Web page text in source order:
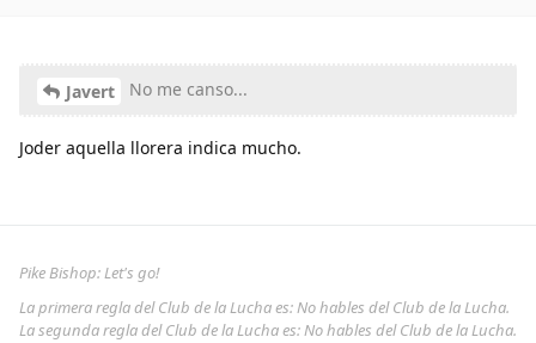
Javert No me canso...
Joder aquella llorera indica mucho.
Pike Bishop: Let's go!
La primera regla del Club de la Lucha es: No hables del Club de la Lucha.
La segunda regla del Club de la Lucha es: No hables del Club de la Lucha.